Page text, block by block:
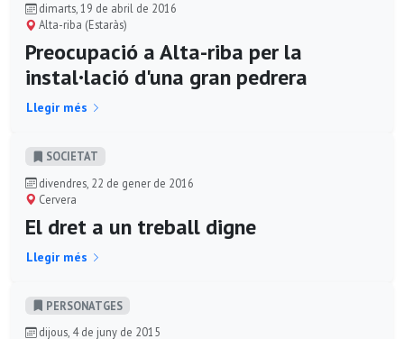
dimarts, 19 de abril de 2016
Alta-riba (Estaràs)
Preocupació a Alta-riba per la
instal·lació d'una gran pedrera
Llegir més
SOCIETAT
divendres, 22 de gener de 2016
Cervera
El dret a un treball digne
Llegir més
PERSONATGES
dijous, 4 de juny de 2015